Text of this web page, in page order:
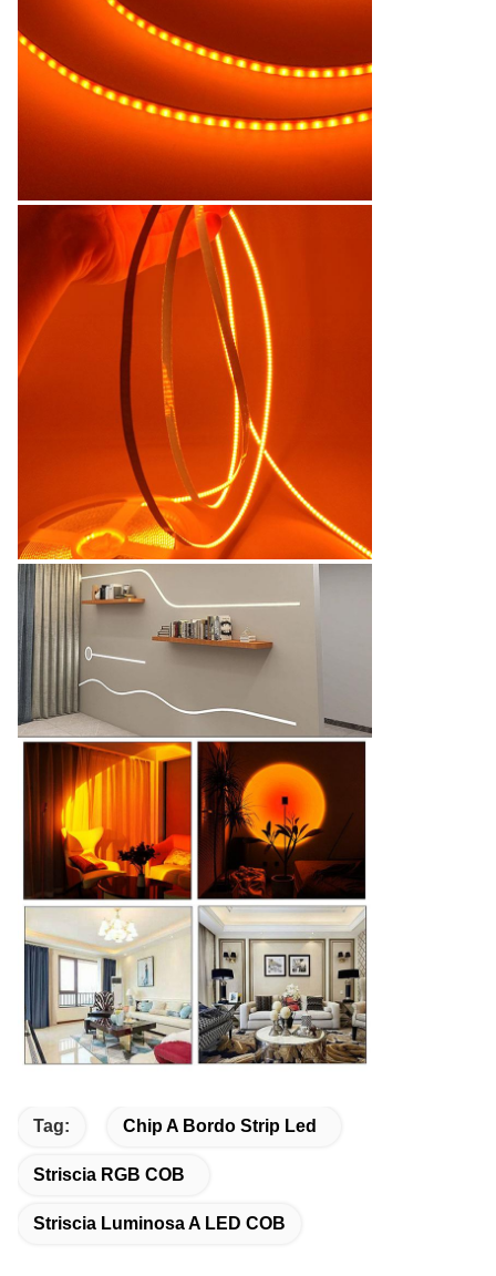
Tag: Chip A Bordo Strip Led
Striscia RGB COB
Striscia Luminosa A LED COB